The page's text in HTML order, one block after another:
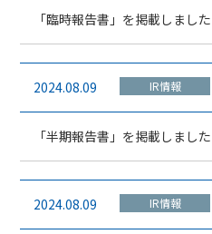
「臨時報告書」を掲載しました
2024.08.09 IR情報
「半期報告書」を掲載しました
2024.08.09 IR情報